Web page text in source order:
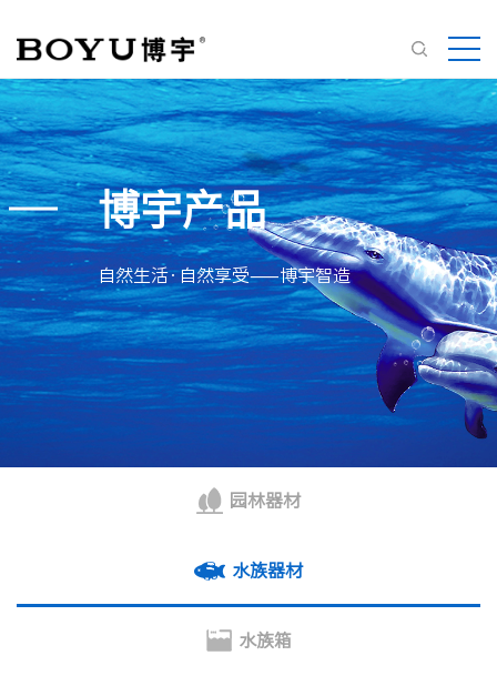
博宇产品
自然生活·自然享受——博宇智造
园林器材
水族器材
水族箱